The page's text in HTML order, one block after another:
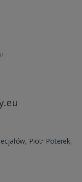
Piotr Poterek,